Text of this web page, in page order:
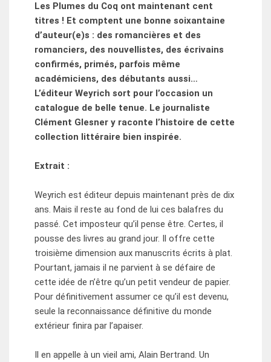
Les Plumes du Coq ont maintenant cent
titres ! Et comptent une bonne soixantaine
d’auteur(e)s : des romancières et des
romanciers, des nouvellistes, des écrivains
confirmés, primés, parfois même
académiciens, des débutants aussi…
L’éditeur Weyrich sort pour l’occasion un
catalogue de belle tenue. Le journaliste
Clément Glesner y raconte l’histoire de cette
collection littéraire bien inspirée.
Extrait :
Weyrich est éditeur depuis maintenant près de dix
ans. Mais il reste au fond de lui ces balafres du
passé. Cet imposteur qu’il pense être. Certes, il
pousse des livres au grand jour. Il offre cette
troisième dimension aux manuscrits écrits à plat.
Pourtant, jamais il ne parvient à se défaire de
cette idée de n’être qu’un petit vendeur de papier.
Pour définitivement assumer ce qu’il est devenu,
seule la reconnaissance définitive du monde
extérieur finira par l’apaiser.
Il en appelle à un vieil ami, Alain Bertrand. Un